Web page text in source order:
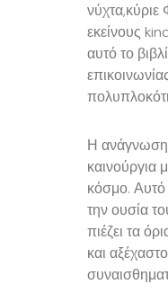
νύχτα,κύριε
εκείνους
αυτό το
Η ανάγνωση
καινούργια
κόσμο. Αυτό
την ουσία
πιέζει τα
και